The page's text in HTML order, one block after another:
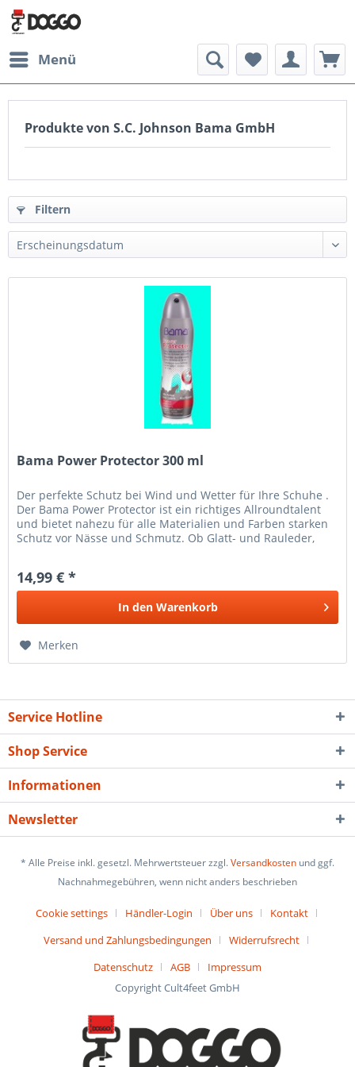
Menü
Produkte von S.C. Johnson Bama GmbH
Filtern
Bama Power Protector 300 ml
Der perfekte Schutz bei Wind und Wetter für Ihre Schuhe .
Der Bama Power Protector ist ein richtiges Allroundtalent
und bietet nahezu für alle Materialien und Farben starken
Schutz vor Nässe und Schmutz. Ob Glatt- und Rauleder,
14,99 € *
In den Warenkorb
Merken
Service Hotline
Shop Service
Informationen
Newsletter
* Alle Preise inkl. gesetzl. Mehrwertsteuer zzgl.Versandkosten und ggf.
Nachnahmegebühren, wenn nicht anders beschrieben
Cookie settings Händler-Login Über uns
Kontakt
Versand und Zahlungsbedingungen
Widerrufsrecht
Datenschutz
AGB
Impressum
Copyright Cult4feet GmbH